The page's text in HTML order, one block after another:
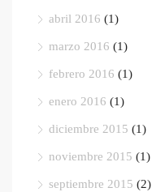
abril 2016 (1)
marzo 2016 (1)
febrero 2016 (1)
enero 2016 (1)
diciembre 2015 (1)
noviembre 2015 (1)
septiembre 2015 (2)